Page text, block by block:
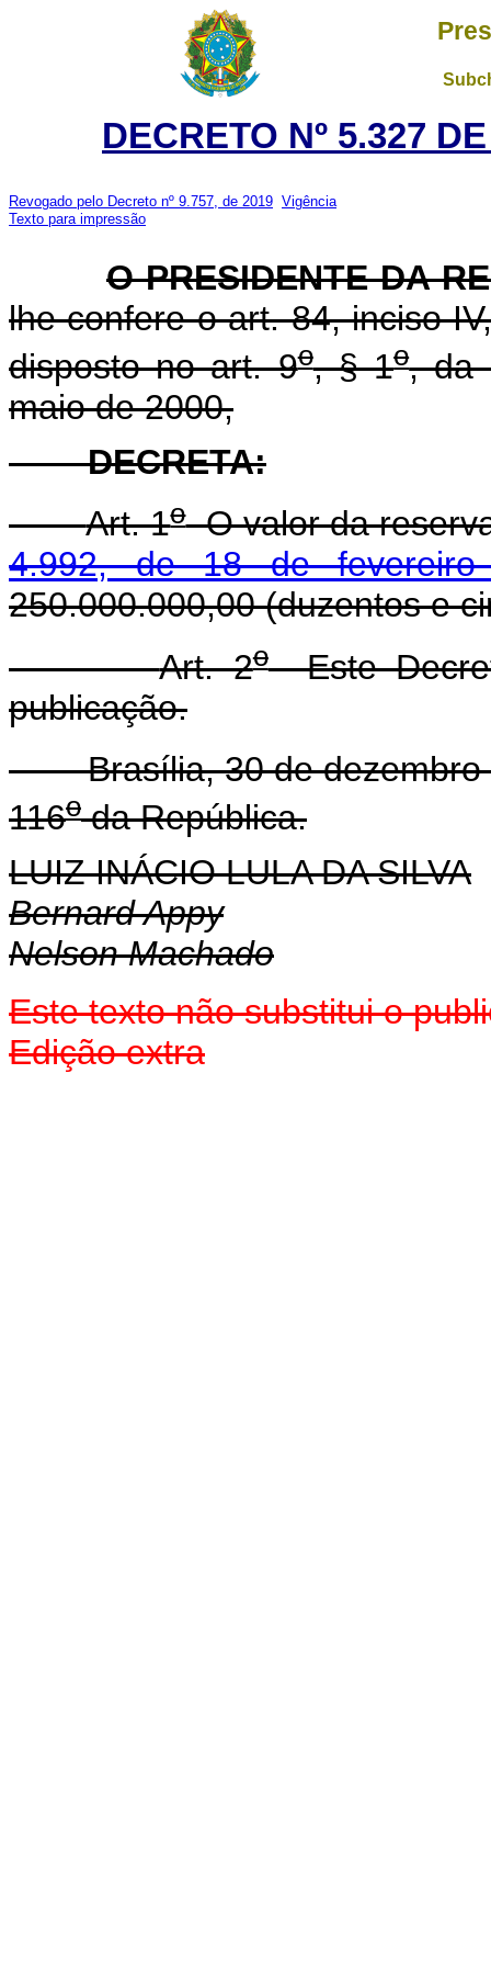
DECRETO Nº 5.327
Revogado pelo Decreto nº 9.757, de 2019 Vigência
Texto para impressão
O PRESIDENTE DA
lhe confere o art. 84, inciso
disposto no art. 9o, § 1o, da
maio de 2000,
DECRETA:
Art. 1oO valor da
4.992, de 18 de
250.000.000,00 (duzentos e
Art. 2oEste
publicação.
Brasília, 30 de dezembro
116oda República.
LUIZ INÁCIO LULA DA SILVA
Bernard Appy
Nelson Machado
Este texto não substitui o
Edição extra